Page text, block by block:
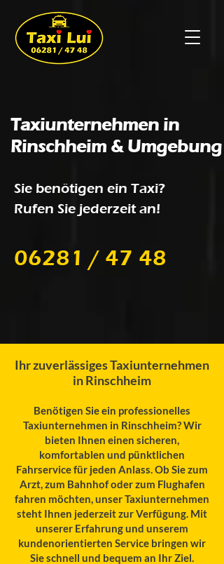
Taxiunternehmen in
Rinschheim & Umgebung
Sie benötigen ein Taxi?
Rufen Sie jederzeit an!
06281 / 47 48
Ihr zuverlässiges Taxiunternehmen
in Rinschheim
Benötigen Sie ein professionelles
Taxiunternehmen in Rinschheim? Wir
bieten Ihnen einen sicheren,
komfortablen und pünktlichen
Fahrservice für jeden Anlass. Ob Sie zum
Arzt, zum Bahnhof oder zum Flughafen
fahren möchten, unser Taxiunternehmen
steht Ihnen jederzeit zur Verfügung. Mit
unserer Erfahrung und unserem
kundenorientierten Service bringen wir
Sie schnell und bequem an Ihr Ziel.